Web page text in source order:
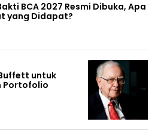
BCA 2027 Resmi Dibuka, Apa
yang Didapat?
untuk
Portofolio